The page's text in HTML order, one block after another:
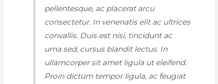
pellentesque, ac placerat arcu
consectetur. In venenatis elit ac ultrices
convallis. Duis est nisi, tincidunt ac
urna sed, cursus blandit lectus. In
ullamcorper sit amet ligula ut eleifend.
Proin dictum tempor ligula, ac feugiat